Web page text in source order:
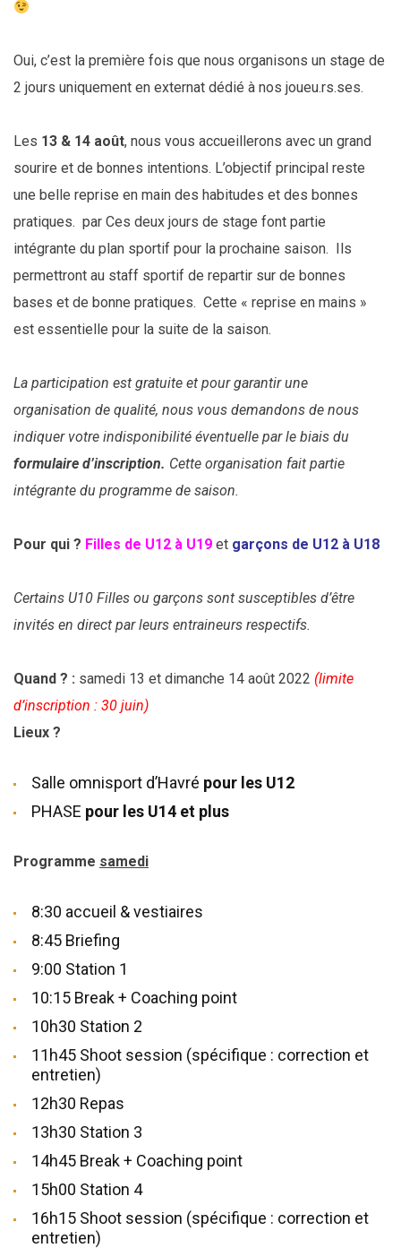
Oui, c’est la première fois que nous organisons un stage de
2 jours uniquement en externat dédié à nos joueu.rs.ses.
Les 13 & 14 août, nous vous accueillerons avec un grand
sourire et de bonnes intentions. L’objectif principal reste
une belle reprise en main des habitudes et des bonnes
pratiques. par Ces deux jours de stage font partie
intégrante du plan sportif pour la prochaine saison. Ils
permettront au staff sportif de repartir sur de bonnes
bases et de bonne pratiques. Cette « reprise en mains »
est essentielle pour la suite de la saison.
La participation est gratuite et pour garantir une
organisation de qualité, nous vous demandons de nous
indiquer votre indisponibilité éventuelle par le biais du
formulaire d’inscription. Cette organisation fait partie
intégrante du programme de saison.
Pour qui ? Filles de U12 à U19 et garçons de U12 à U18
Certains U10 Filles ou garçons sont susceptibles d’être
invités en direct par leurs entraineurs respectifs.
Quand ? : samedi 13 et dimanche 14 août 2022 (limite
d’inscription : 30 juin)
Lieux ?
Salle omnisport d’Havré pour les U12
PHASE pour les U14 et plus
Programme samedi
8:30 accueil & vestiaires
8:45 Briefing
9:00 Station 1
10:15 Break + Coaching point
10h30 Station 2
11h45 Shoot session (spécifique : correction et
entretien)
12h30 Repas
13h30 Station 3
14h45 Break + Coaching point
15h00 Station 4
16h15 Shoot session (spécifique : correction et
entretien)